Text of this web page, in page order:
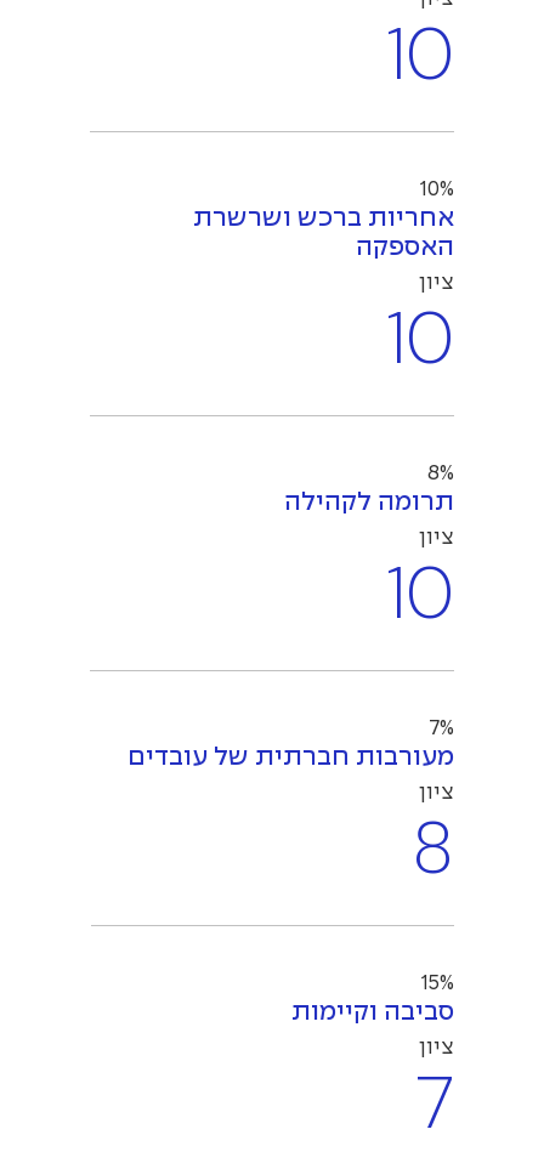
10
10%
אחריות ברכש ושרשרת
האספקה
ציון
10
8%
תרומה לקהילה
ציון
10
7%
מעורבות חברתית של עובדים
ציון
8
15%
סביבה וקיימות
ציון
7